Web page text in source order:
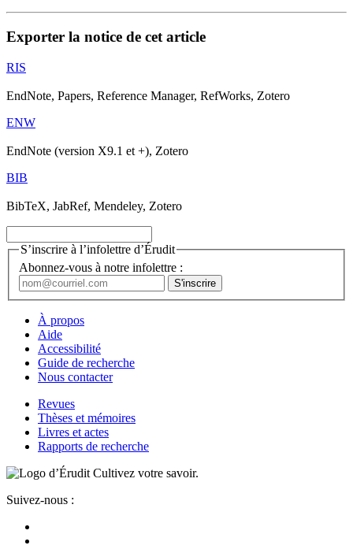
Exporter la notice de cet article
RIS
EndNote, Papers, Reference Manager, RefWorks, Zotero
ENW
EndNote (version X9.1 et +), Zotero
BIB
BibTeX, JabRef, Mendeley, Zotero
S’inscrire à l’infolettre d’Érudit
Abonnez-vous à notre infolettre :
À propos
Aide
Accessibilité
Guide de recherche
Nous contacter
Revues
Thèses et mémoires
Livres et actes
Rapports de recherche
Cultivez votre savoir.
Suivez-nous :